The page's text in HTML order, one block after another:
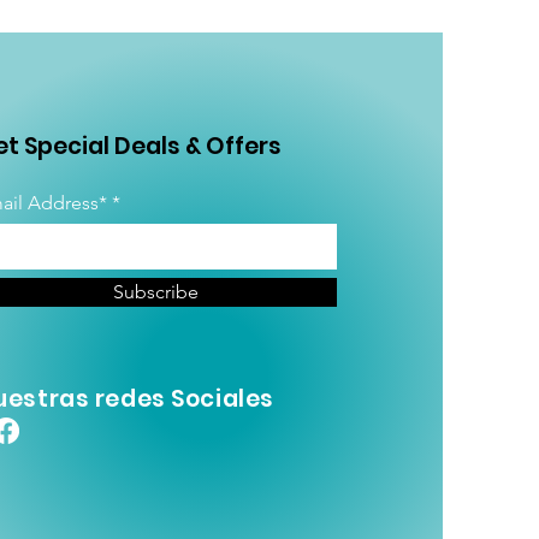
Special Deals & Offers
Address*
Subscribe
redes Sociales